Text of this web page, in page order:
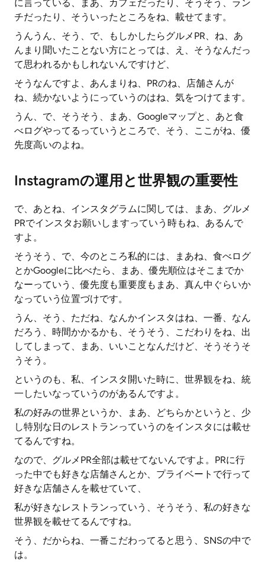
に言っている、まあ、カフェだったり、そうそう、ラン
チだったり、そういったところをね、載せてます。
うんうん、そう、で、もしかしたらグルメPR、ね、あ
んまり聞いたことない方にとっては、え、そうなんだっ
て思われるかもしれないんですけど、
そうなんですよ、あんまりね、PRのね、店舗さんが
ね、続かないようにっていうのはね、気をつけてます。
うん、で、そうそう、まあ、Googleマップと、あと食
べログやってるっていうところで、そう、ここがね、優
先度高いのよね。
Instagramの運用と世界観の重要性
で、あとね、インスタグラムに関しては、まあ、グルメ
PRでインスタお願いしますっていう時もね、あるんで
すよ。
そうそう、で、今のところ私的には、まあね、食べログ
とかGoogleに比べたら、まあ、優先順位はそこまでか
なーっていう、優先度も重要度もまあ、真ん中ぐらいか
なっていう位置づけです。
うん、そう、ただね、なんかインスタはね、一番、なん
だろう、時間かかるかも、そうそう、こだわりをね、出
してしまって、まあ、いいことなんだけど、そうそうそ
うそう。
というのも、私、インスタ開いた時に、世界観をね、統
一したいなっていうのがあるんですよ。
私の好みの世界というか、まあ、どちらかというと、少
し特別な日のレストランっていうのをインスタには載せ
てるんですね。
なので、グルメPR全部は載せてないんですよ。PRに行
った中でも好きな店舗さんとか、プライベートで行って
好きな店舗さんを載せていて、
私が好きなレストランっていう、そうそう、私の好きな
世界観を載せてるんですね。
そう、だからね、一番こだわってると思う、SNSの中で
は。